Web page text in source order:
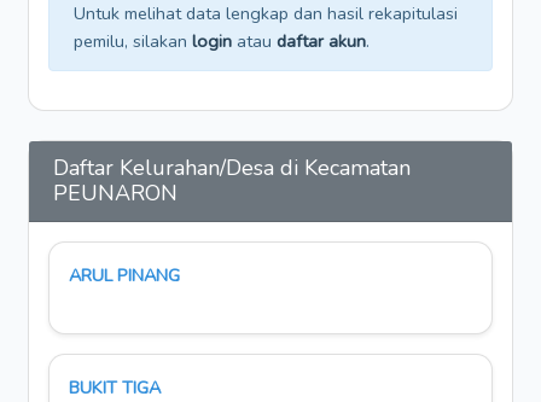
Untuk melihat data lengkap dan hasil rekapitulasi
pemilu, silakan login atau daftar akun.
Daftar Kelurahan/Desa di Kecamatan
PEUNARON
ARUL PINANG
BUKIT TIGA